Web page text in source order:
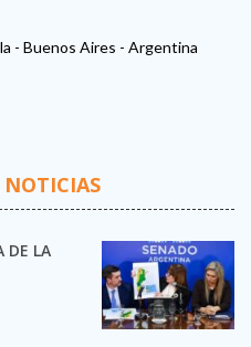
- Buenos Aires - Argentina
DE LA